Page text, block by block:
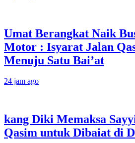
Umat Berangkat Naik
Motor : Isyarat Jalan
Menuju Satu Bai’at
24 jam ago
kang Diki Memaksa
Qasim untuk Dibaiat di